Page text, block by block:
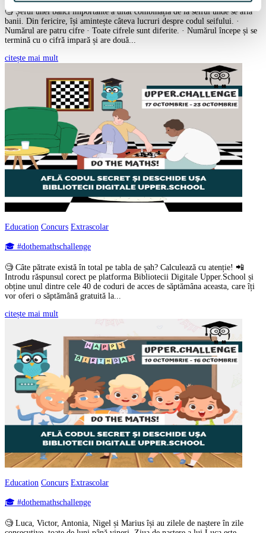
🧐 Șeful unei bănci importante a uitat combinația de la seiful unde se află
banii. Din fericire, își amintește câteva lucruri despre codul seifului. ·
Numărul are patru cifre · Toate cifrele sunt diferite. · Numărul începe și se
termină cu o cifră impară și are două...
citește mai mult
Education Concurs Extrascolar
🎓 #dothemathschallenge
🧐 Câte pătrate există în total pe tabla de șah? Calculează cu atenție! 📲
Introdu răspunsul corect pe platforma Bibliotecii Digitale Upper.School și
obține unul dintre cele 40 de coduri de acces de săptămâna aceasta, care îți
vor oferi o săptămână gratuită la...
citește mai mult
Education Concurs Extrascolar
🎓 #dothemathschallenge
🧐 Luca, Victor, Antonia, Nigel și Marius își au zilele de naștere în zile